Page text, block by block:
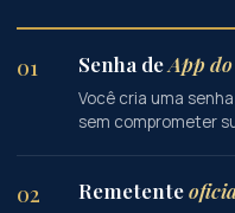
01 Senha deApp
Você cria uma
sem comprometer
02 Remetente